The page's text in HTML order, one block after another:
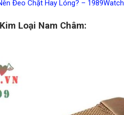
Đeo Chặt Hay Lỏng? – 1989Watch
Loại Nam Châm: